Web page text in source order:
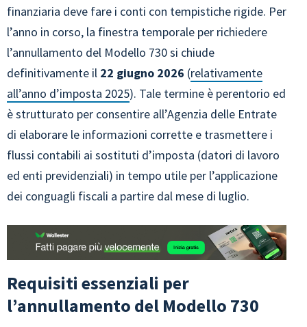
finanziaria deve fare i conti con tempistiche rigide. Per
l’anno in corso, la finestra temporale per richiedere
l’annullamento del Modello 730 si chiude
definitivamente il 22 giugno 2026 (relativamente
all’anno d’imposta 2025). Tale termine è perentorio ed
è strutturato per consentire all’Agenzia delle Entrate
di elaborare le informazioni corrette e trasmettere i
flussi contabili ai sostituti d’imposta (datori di lavoro
ed enti previdenziali) in tempo utile per l’applicazione
dei conguagli fiscali a partire dal mese di luglio.
Requisiti essenziali per
l’annullamento del Modello 730